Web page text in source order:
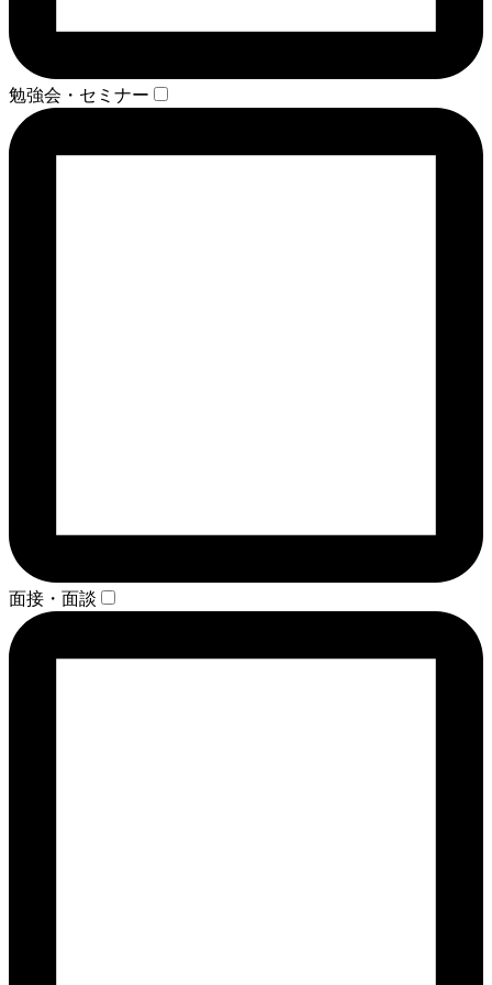
勉強会・セミナー
面接・面談